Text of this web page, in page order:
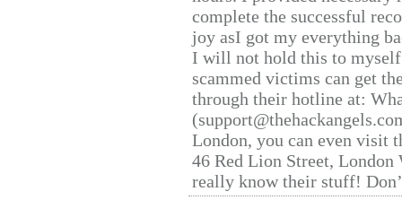
complete the successful
joy asI got my everything
I will not hold this to
scammed victims can get
through their hotline at:
London, you can even visit
46 Red Lion Street, London
really know their stuff!